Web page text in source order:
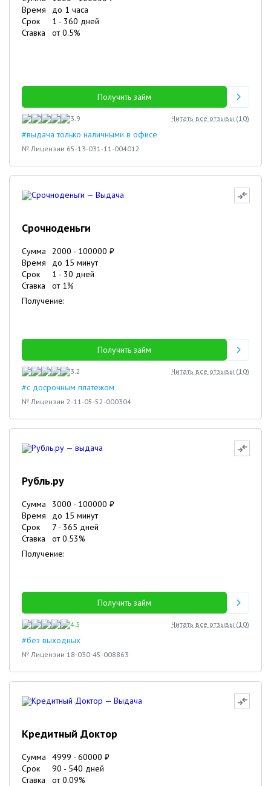
Время
до 1 часа
Срок
1 - 360 дней
Ставка
от0.5%
Получить займ
3.9 Читать все отзывы (10)
#выдача только наличными в офисе
№ Лицензии 65-13-031-11-004012
Срочноденьги
Сумма 2000 - 100000 ₽
Время
до 15 минут
Срок
1 - 30 дней
Ставка
от 1%
Получение:
Получить займ
3.2 Читать все отзывы (10)
#с досрочным платежом
№ Лицензии 2-11-05-52-000304
Рубль.ру
Сумма 3000 - 100000 ₽
Время
до 15 минут
Срок
7 - 365 дней
Ставка
от0.53%
Получение:
Получить займ
4.5 Читать все отзывы (10)
#без выходных
№ Лицензии 18-030-45-008863
Кредитный Доктор
Сумма 4999 - 60000 ₽
Срок
90 - 540 дней
Ставка
от0.09%
16.11.2023Володя